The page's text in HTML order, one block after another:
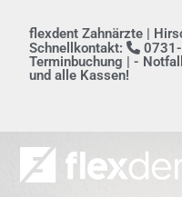
flexdent Zahnärzte |
Schnellkontakt:
Terminbuchung | -
und alle Kassen!